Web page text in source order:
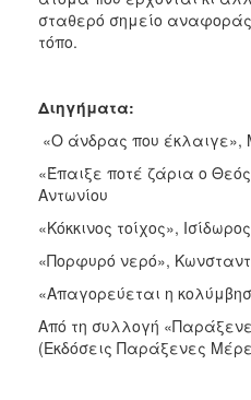
σταθερό σημείο αναφοράς
τόπο.
Διηγήματα:
«Ο άνδρας που
«Έπαιξε ποτέ ζάρια ο
Αντωνίου
«Κόκκινος τοίχος»,
«Πορφυρό νερό»,
«Απαγορεύεται η
Από τη συλλογή
(Εκδόσεις Παράξενες